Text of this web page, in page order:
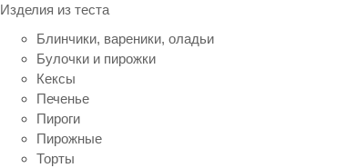
Изделия из теста
Блинчики, вареники, оладьи
Булочки и пирожки
Кексы
Печенье
Пироги
Пирожные
Торты